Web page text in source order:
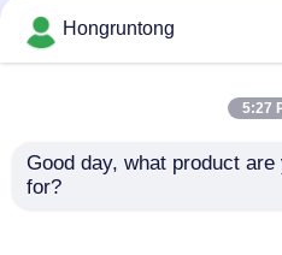
एक उद्धरण का अनुरोध करें
योकोहामा रबर फेंडर
डॉक फेंडर उच्च पहनने
Hongruntong
5:27
Good day, what product are
for?